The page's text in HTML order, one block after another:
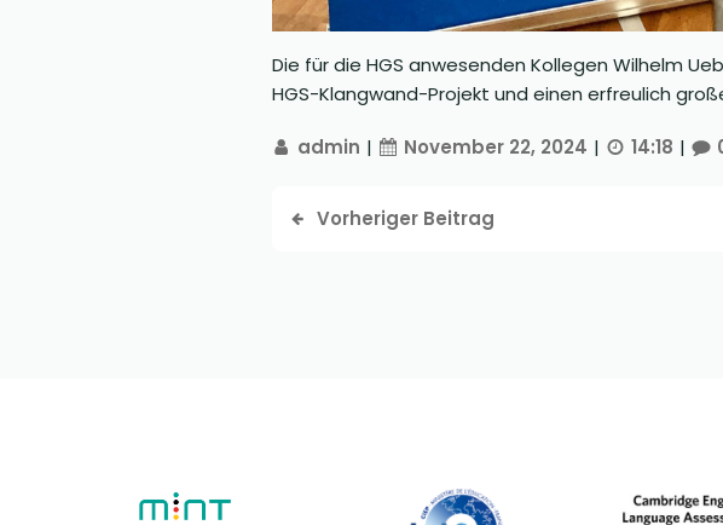
Die für die HGS anwesenden Kollegen Wilhelm
HGS-Klangwand-Projekt und einen erfreulich
admin | November 22, 2024 | 14:18 |
Vorheriger Beitrag